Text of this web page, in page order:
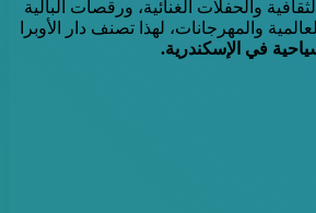
والحفلات الغنائية، ورقصات البالية
والمهرجانات، لهذا تصنف دار الأوبرا
في الإسكندرية.